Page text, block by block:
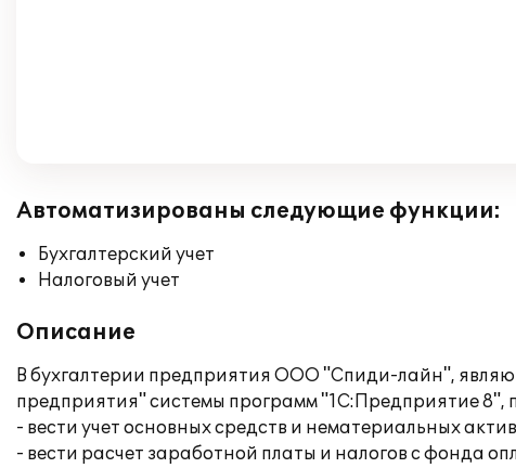
Автоматизированы следующие функции:
Бухгалтерский учет
Налоговый учет
Описание
В бухгалтерии предприятия ООО "Спиди-лайн",
предприятия" системы программ "1С:Предприятие 8",
- вести учет основных средств и нематериальных
- вести расчет заработной платы и налогов с фонда